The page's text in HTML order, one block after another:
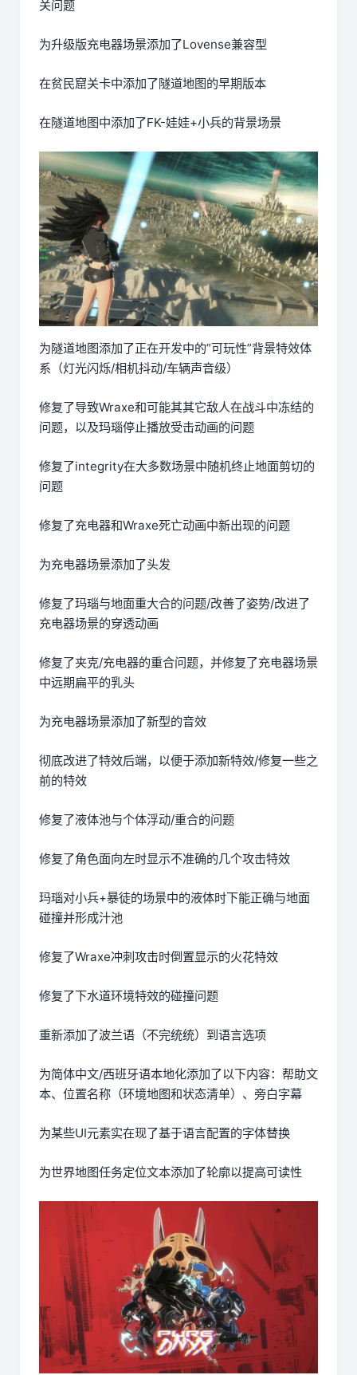
关问题
为升级版充电器场景添加了Lovense兼容型
在贫民窟关卡中添加了隧道地图的早期版本
在隧道地图中添加了FK-娃娃+小兵的背景场景
为隧道地图添加了正在开发中的”可玩性”背景特效体
系（灯光闪烁/相机抖动/车辆声音级）
修复了导致Wraxe和可能其其它敌人在战斗中冻结的
问题，以及玛瑙停止播放受击动画的问题
修复了integrity在大多数场景中随机终止地面剪切的
问题
修复了充电器和Wraxe死亡动画中新出现的问题
为充电器场景添加了头发
修复了玛瑙与地面重大合的问题/改善了姿势/改进了
充电器场景的穿透动画
修复了夹克/充电器的重合问题，并修复了充电器场景
中远期扁平的乳头
为充电器场景添加了新型的音效
彻底改进了特效后端，以便于添加新特效/修复一些之
前的特效
修复了液体池与个体浮动/重合的问题
修复了角色面向左时显示不准确的几个攻击特效
玛瑙对小兵+暴徒的场景中的液体时下能正确与地面
碰撞并形成汁池
修复了Wraxe冲刺攻击时倒置显示的火花特效
修复了下水道环境特效的碰撞问题
重新添加了波兰语（不完统统）到语言选项
为简体中文/西班牙语本地化添加了以下内容：帮助文
本、位置名称（环境地图和状态清单）、旁白字幕
为某些UI元素实在现了基于语言配置的字体替换
为世界地图任务定位文本添加了轮廓以提高可读性